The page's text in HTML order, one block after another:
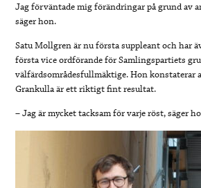
Jag förväntade mig förändringar på grund av
säger hon.
Satu Mollgren är nu första suppleant och har
första vice ordförande för Samlingspartiets
välfärdsområdesfullmäktige. Hon konstaterar
Grankulla är ett riktigt fint resultat.
– Jag är mycket tacksam för varje röst, säger